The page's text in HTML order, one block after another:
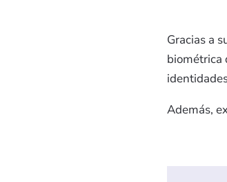
Gracias a
biométrica
Además,